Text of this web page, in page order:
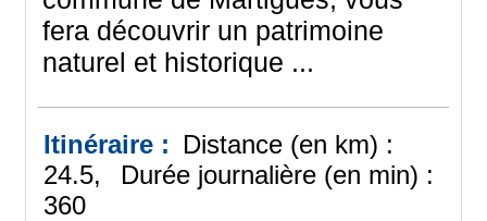
fera découvrir un patrimoine
naturel et historique ...
Itinéraire : Distance (en km) :
24.5
Durée journalière (en min) :
360